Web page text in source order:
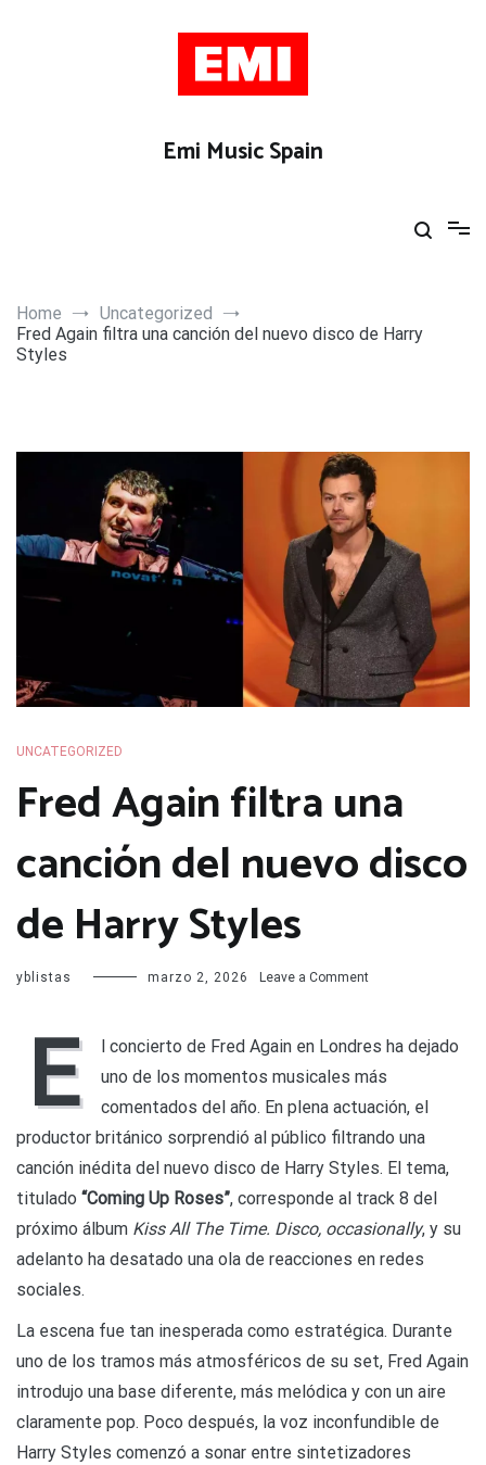
Emi Music Spain
Home
Uncategorized
Fred Again filtra una canción del nuevo disco de Harry
Styles
UNCATEGORIZED
Fred Again filtra una
canción del nuevo disco
de Harry Styles
yblistas marzo 2, 2026 Leave a Commenton
filtra
canción
del
disco
de
Styles
E
l concierto de Fred Again en Londres ha dejado
uno de los momentos musicales más
comentados del año. En plena actuación, el
productor británico sorprendió al público filtrando una
canción inédita del nuevo disco de Harry Styles. El tema,
titulado “Coming Up Roses”, corresponde al track 8 del
próximo álbum Kiss All The Time. Disco, occasionally, y su
adelanto ha desatado una ola de reacciones en redes
sociales.
La escena fue tan inesperada como estratégica. Durante
uno de los tramos más atmosféricos de su set, Fred Again
introdujo una base diferente, más melódica y con un aire
claramente pop. Poco después, la voz inconfundible de
Harry Styles comenzó a sonar entre sintetizadores